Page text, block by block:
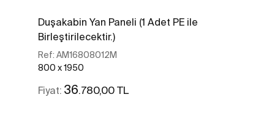
Duşakabin Yan Paneli (1 Adet PE ile
Birleştirilecektir.)
Ref: AM16808012M
800 x 1950
Fiyat: 36 .780,00 TL